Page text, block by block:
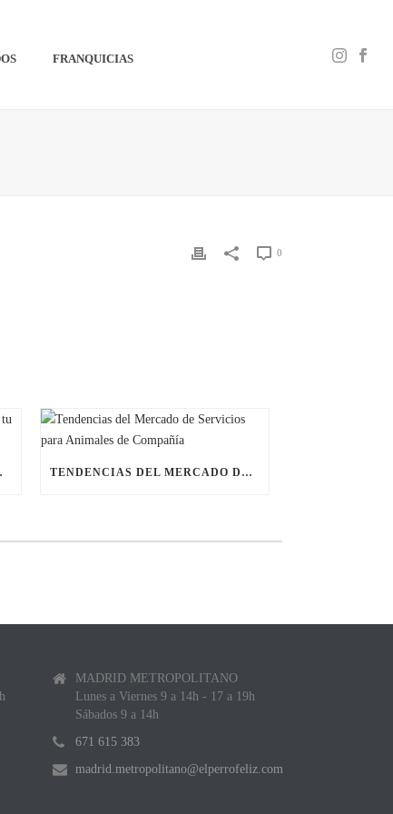
FRANQUICIAS
0
COMPAÑÍA TENDENCIAS DEL MERCADO DE SERVICIOS PARA ANIMALES DE COMPAÑÍA
MADRID METROPOLITANO
Lunes a Viernes 9 a 14h - 17 a 19h
Sábados 9 a 14h
671 615 383
madrid.metropolitano@elperrofeliz.com